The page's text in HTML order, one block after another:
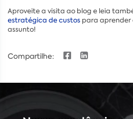
Aproveite a visita ao blog e leia
estratégica de custos para aprender
assunto!
Compartilhe: